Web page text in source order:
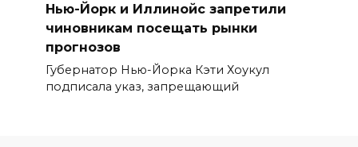
Нью-Йорк и Иллинойс запретили
чиновникам посещать рынки
прогнозов
Губернатор Нью-Йорка Кэти Хоукул
подписала указ, запрещающий